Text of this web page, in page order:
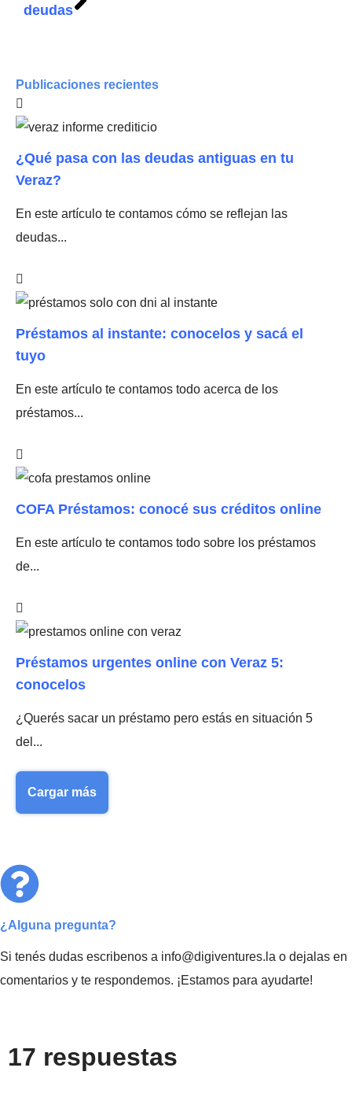
deudas
Publicaciones recientes
¿Qué pasa con las deudas antiguas en tu
Veraz?
En este artículo te contamos cómo se reflejan las
deudas...
Préstamos al instante: conocelos y sacá el
tuyo
En este artículo te contamos todo acerca de los
préstamos...
COFA Préstamos: conocé sus créditos online
En este artículo te contamos todo sobre los préstamos
de...
Préstamos urgentes online con Veraz 5:
conocelos
¿Querés sacar un préstamo pero estás en situación 5
del...
Cargar más
¿Alguna pregunta?
Si tenés dudas escribenos a info@digiventures.la o dejalas en
comentarios y te respondemos. ¡Estamos para ayudarte!
17 respuestas